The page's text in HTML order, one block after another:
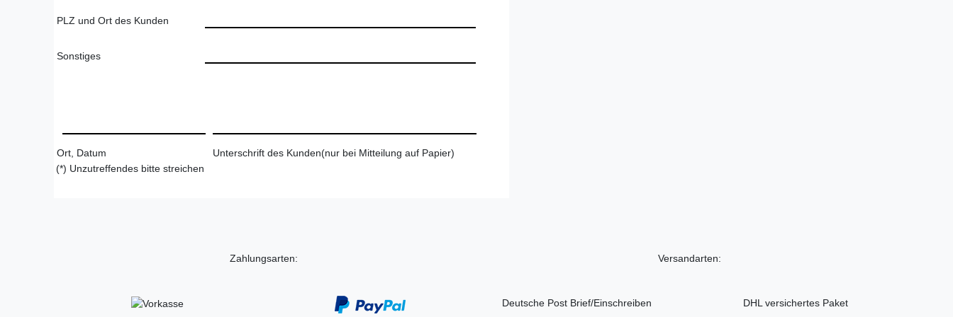
PLZ und Ort des Kunden
Sonstiges
Ort, Datum
Unterschrift des Kunden(nur bei Mitteilung auf Papier)
(*) Unzutreffendes bitte streichen
Zahlungsarten: Versandarten:
Deutsche Post Brief/Einschreiben DHL versichertes Paket